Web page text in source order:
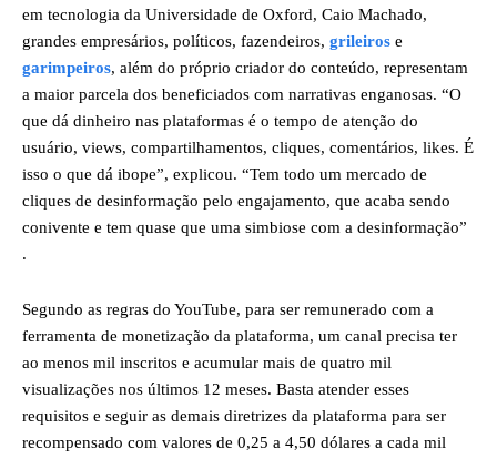
em tecnologia da Universidade de Oxford, Caio Machado,
grandes empresários, políticos, fazendeiros, grileiros e
garimpeiros, além do próprio criador do conteúdo, representam
a maior parcela dos beneficiados com narrativas enganosas. “O
que dá dinheiro nas plataformas é o tempo de atenção do
usuário, views, compartilhamentos, cliques, comentários, likes. É
isso o que dá ibope”, explicou. “Tem todo um mercado de
cliques de desinformação pelo engajamento, que acaba sendo
conivente e tem quase que uma simbiose com a desinformação”
.
Segundo as regras do YouTube, para ser remunerado com a
ferramenta de monetização da plataforma, um canal precisa ter
ao menos mil inscritos e acumular mais de quatro mil
visualizações nos últimos 12 meses. Basta atender esses
requisitos e seguir as demais diretrizes da plataforma para ser
recompensado com valores de 0,25 a 4,50 dólares a cada mil